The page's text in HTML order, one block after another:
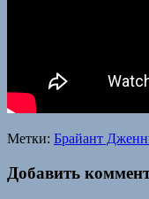
Метки: Брайант
Добавить